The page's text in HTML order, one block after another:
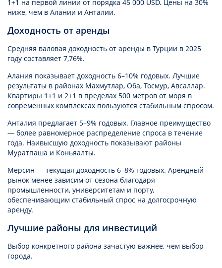
1+1 на первой линии от порядка 45 000 USD. Цены на 30%
ниже, чем в Алании и Анталии.
Доходность от аренды
Средняя валовая доходность от аренды в Турции в 2025
году составляет 7,76%.
Алания показывает доходность 6–10% годовых. Лучшие
результаты в районах Махмутлар, Оба, Тосмур, Авсаллар.
Квартиры 1+1 и 2+1 в пределах 500 метров от моря в
современных комплексах пользуются стабильным спросом.
Анталия предлагает 5–9% годовых. Главное преимущество
— более равномерное распределение спроса в течение
года. Наивысшую доходность показывают районы
Муратпаша и Коньяалты.
Мерсин — текущая доходность 6–8% годовых. Арендный
рынок менее зависим от сезона благодаря
промышленности, университетам и порту,
обеспечивающим стабильный спрос на долгосрочную
аренду.
Лучшие районы для инвестиций
Выбор конкретного района зачастую важнее, чем выбор
города.